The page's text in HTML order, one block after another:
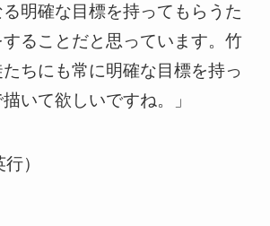
明確な目標を持ってもらうた
ることだと思っています。竹
ちにも常に明確な目標を持っ
いて欲しいですね。」
）